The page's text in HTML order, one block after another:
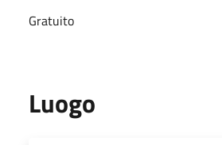
Gratuito
Luogo